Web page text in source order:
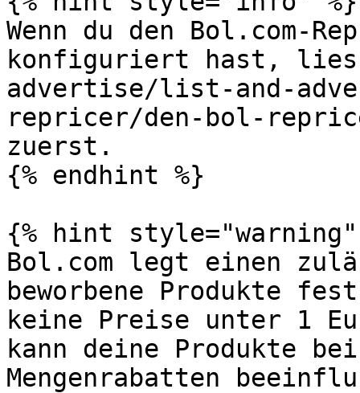
Wenn du den Bol.com-
konfiguriert hast,
advertise/list-and-
repricer/den-bol-
zuerst.
{% endhint %}
{% hint style="warning"
Bol.com legt einen
beworbene Produkte
keine Preise unter 1
kann deine Produkte bei
Mengenrabatten